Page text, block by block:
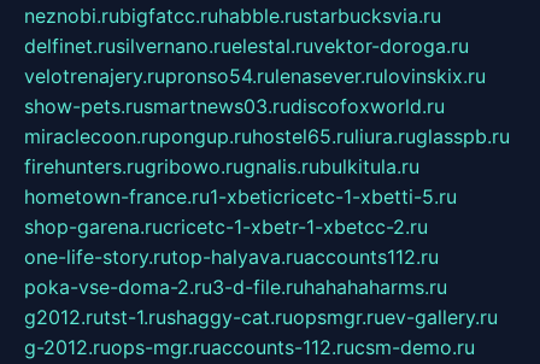
neznobi.rubigfatcc.ruhabble.rustarbucksvia.ru
delfinet.rusilvernano.ruelestal.ruvektor-doroga.ru
velotrenajery.rupronso54.rulenasever.rulovinskix.ru
show-pets.rusmartnews03.rudiscofoxworld.ru
miraclecoon.rupongup.ruhostel65.ruliura.ruglasspb.ru
firehunters.rugribowo.rugnalis.rubulkitula.ru
hometown-france.ru1-xbeticricetc-1-xbetti-5.ru
shop-garena.rucricetc-1-xbetr-1-xbetcc-2.ru
one-life-story.rutop-halyava.ruaccounts112.ru
poka-vse-doma-2.ru3-d-file.ruhahahaharms.ru
g2012.rutst-1.rushaggy-cat.ruopsmgr.ruev-gallery.ru
g-2012.ruops-mgr.ruaccounts-112.rucsm-demo.ru